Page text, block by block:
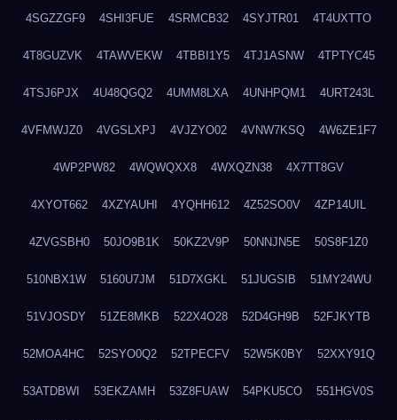
4SGZZGF9 4SHI3FUE 4SRMCB32 4SYJTR01 4T4UXTTO
4T8GUZVK 4TAWVEKW 4TBBI1Y5 4TJ1ASNW 4TPTYC45
4TSJ6PJX 4U48QGQ2 4UMM8LXA 4UNHPQM1 4URT243L
4VFMWJZ0 4VGSLXPJ 4VJZYO02 4VNW7KSQ 4W6ZE1F7
4WP2PW82 4WQWQXX8 4WXQZN38 4X7TT8GV
4XYOT662 4XZYAUHI 4YQHH612 4Z52SO0V 4ZP14UIL
4ZVGSBH0 50JO9B1K 50KZ2V9P 50NNJN5E 50S8F1Z0
510NBX1W 5160U7JM 51D7XGKL 51JUGSIB 51MY24WU
51VJOSDY 51ZE8MKB 522X4O28 52D4GH9B 52FJKYTB
52MOA4HC 52SYO0Q2 52TPECFV 52W5K0BY 52XXY91Q
53ATDBWI 53EKZAMH 53Z8FUAW 54PKU5CO 551HGV0S